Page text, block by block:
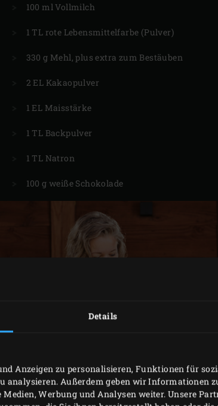
Details
Anzeigen zu personalisieren, Funktionen für
analysieren. Außerdem geben wir Informationen
Werbung und Analysen weiter. Unsere
100 ml Vollmilch
1 TL rote Lebensmittelfarbe (Pulver)
330 g Mehl, plus extra zum Bestäuben
2 EL Kakaopulver
1 EL Maisstärke
1 TL Backpulver
1 TL Natron
100 g weiße Schokolade